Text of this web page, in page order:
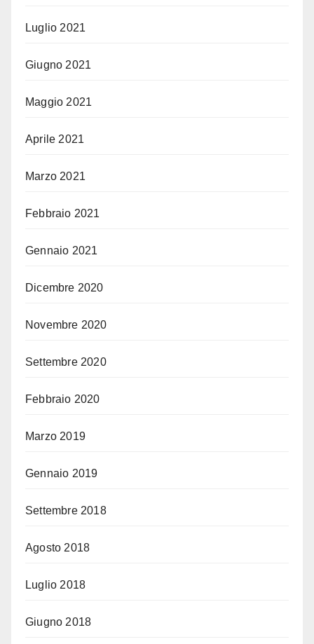
Luglio 2021
Giugno 2021
Maggio 2021
Aprile 2021
Marzo 2021
Febbraio 2021
Gennaio 2021
Dicembre 2020
Novembre 2020
Settembre 2020
Febbraio 2020
Marzo 2019
Gennaio 2019
Settembre 2018
Agosto 2018
Luglio 2018
Giugno 2018